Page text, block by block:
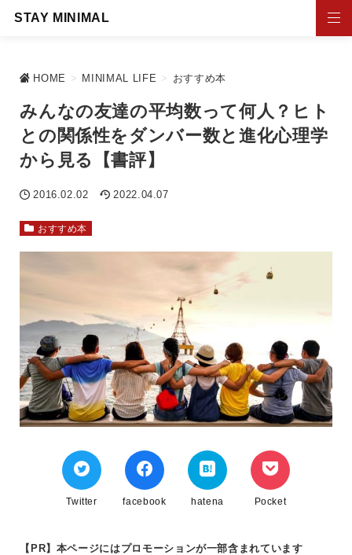
STAY MINIMAL
HOME > MINIMAL LIFE > おすすめ本
みんなの友達の平均数って何人？ヒト
との関係性をダンバー数と進化心理学
から見る【書評】
2016.02.02 2022.04.07
おすすめ本
Twitter facebook hatena Pocket
【PR】本ページにはプロモーションが一部含まれています